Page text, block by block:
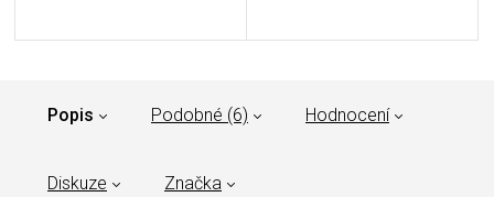
Popis Podobné (6) Hodnocení
Diskuze Značka